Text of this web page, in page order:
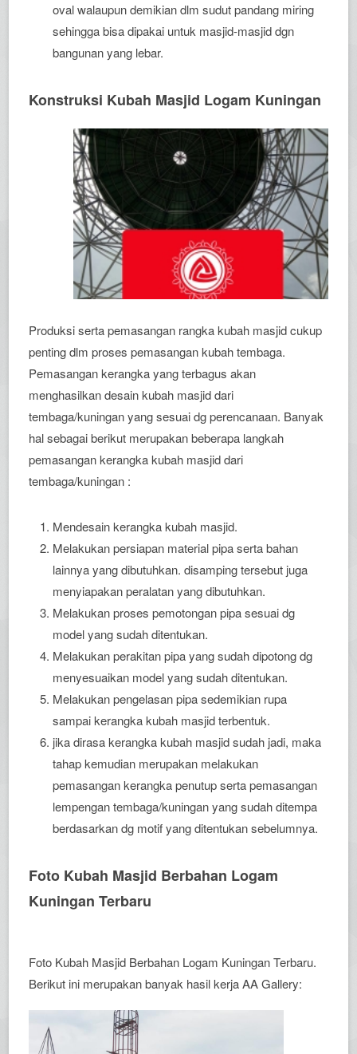
oval walaupun demikian dlm sudut pandang miring
sehingga bisa dipakai untuk masjid-masjid dgn
bangunan yang lebar.
Konstruksi Kubah Masjid Logam Kuningan
Produksi serta pemasangan rangka kubah masjid cukup
penting dlm proses pemasangan kubah tembaga.
Pemasangan kerangka yang terbagus akan
menghasilkan desain kubah masjid dari
tembaga/kuningan yang sesuai dg perencanaan. Banyak
hal sebagai berikut merupakan beberapa langkah
pemasangan kerangka kubah masjid dari
tembaga/kuningan :
Mendesain kerangka kubah masjid.
Melakukan persiapan material pipa serta bahan
lainnya yang dibutuhkan. disamping tersebut juga
menyiapakan peralatan yang dibutuhkan.
Melakukan proses pemotongan pipa sesuai dg
model yang sudah ditentukan.
Melakukan perakitan pipa yang sudah dipotong dg
menyesuaikan model yang sudah ditentukan.
Melakukan pengelasan pipa sedemikian rupa
sampai kerangka kubah masjid terbentuk.
jika dirasa kerangka kubah masjid sudah jadi, maka
tahap kemudian merupakan melakukan
pemasangan kerangka penutup serta pemasangan
lempengan tembaga/kuningan yang sudah ditempa
berdasarkan dg motif yang ditentukan sebelumnya.
Foto Kubah Masjid Berbahan Logam
Kuningan Terbaru
Foto Kubah Masjid Berbahan Logam Kuningan Terbaru.
Berikut ini merupakan banyak hasil kerja AA Gallery: